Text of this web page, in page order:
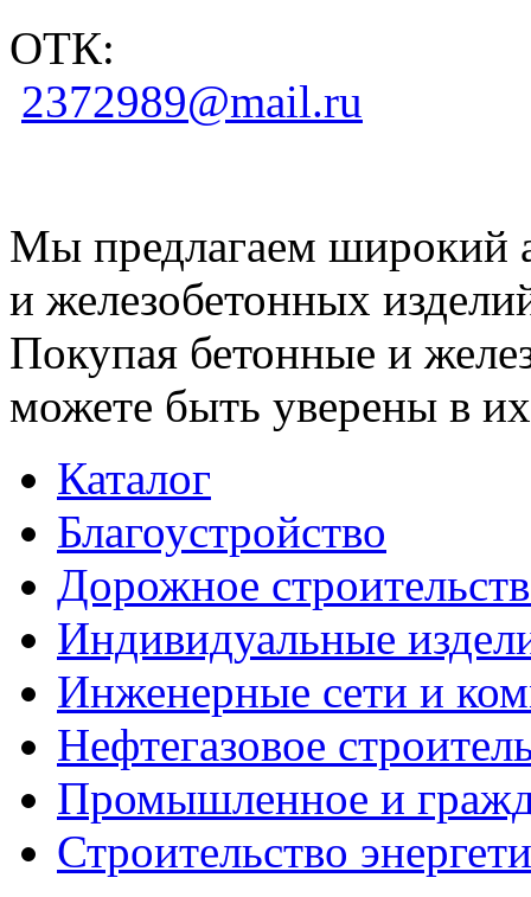
ОТК:
2372989@mail.ru
Мы предлагаем широкий
и железобетонных
Покупая бетонные и
можете быть уверены в их
Каталог
Благоустройство
Дорожное
Индивидуальные
Инженерные сети и
Нефтегазовое
Промышленное и
Строительство